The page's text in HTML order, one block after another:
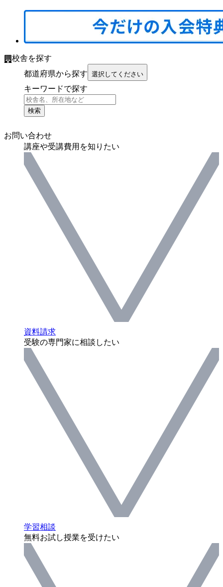
校舎を探す
都道府県から探す 選択してください
キーワードで探す
検索
お問い合わせ
講座や受講費用を知りたい
資料請求
受験の専門家に相談したい
学習相談
無料お試し授業を受けたい